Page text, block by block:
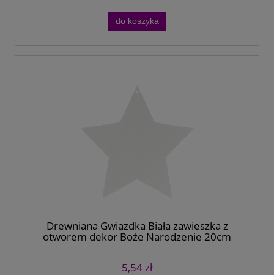
do koszyka
Drewniana Gwiazdka Biała zawieszka z
otworem dekor Boże Narodzenie 20cm
5,54 zł